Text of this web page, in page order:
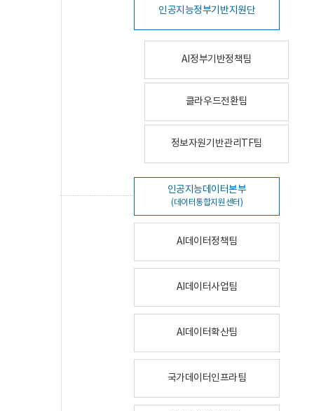
인공지능정부기반지원단
AI정부기반정책팀
클라우드전환팀
정보자원기반관리TF팀
인공지능데이터본부
(데이터통합지원센터)
AI데이터정책팀
AI데이터사업팀
AI데이터확산팀
국가데이터인프라팀